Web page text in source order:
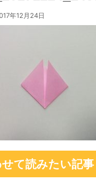
年12月24日
て読みたい記事